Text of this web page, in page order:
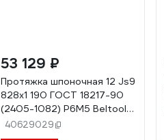
53 129 ₽
Протяжка шпоночная 12 Js9
828x1 190 ГОСТ 18217-90
(2405-1082) Р6М5 Beltools
ri.135.220
40629029